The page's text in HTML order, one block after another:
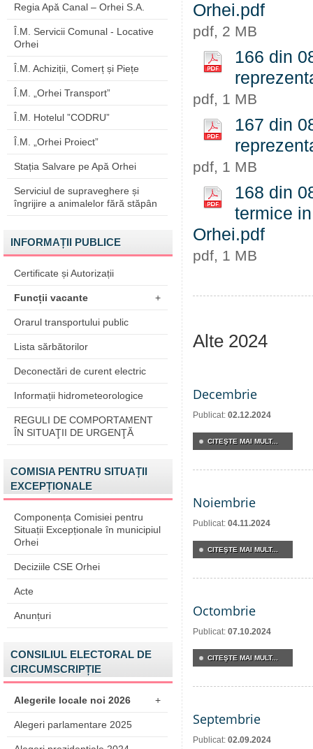
Regia Apă Canal – Orhei S.A.
Î.M. Servicii Comunal - Locative
Orhei
Î.M. Achiziții, Comerț și Piețe
Î.M. „Orhei Transport”
Î.M. Hotelul ”CODRU”
Î.M. „Orhei Proiect”
Stația Salvare pe Apă Orhei
Serviciul de supraveghere și
îngrijire a animalelor fără stăpân
INFORMAȚII PUBLICE
Certificate și Autorizații
Funcții vacante +
Orarul transportului public
Lista sărbătorilor
Deconectări de curent electric
Informații hidrometeorologice
REGULI DE COMPORTAMENT
ÎN SITUAŢII DE URGENŢĂ
COMISIA PENTRU SITUAȚII
EXCEPȚIONALE
Componența Comisiei pentru
Situații Excepționale în municipiul
Orhei
Deciziile CSE Orhei
Acte
Anunțuri
CONSILIUL ELECTORAL DE
CIRCUMSCRIPȚIE
Alegerile locale noi 2026 +
Alegeri parlamentare 2025
Orhei.pdf
pdf, 2 MB
166 din
pdf, 1 MB
167 din
pdf, 1 MB
168 din
termice
Orhei.pdf
pdf, 1 MB
Alte 2024
Decembrie
Publicat: 02.12.2024
CITEŞTE MAI MULT...
Noiembrie
Publicat: 04.11.2024
CITEŞTE MAI MULT...
Octombrie
Publicat: 07.10.2024
CITEŞTE MAI MULT...
Septembrie
Publicat: 02.09.2024